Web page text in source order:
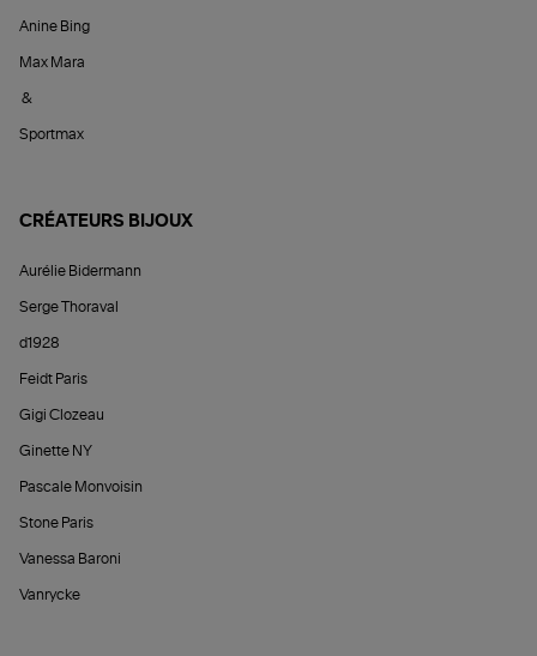
Anine Bing
Max Mara
&
Sportmax
CRÉATEURS BIJOUX
Aurélie Bidermann
Serge Thoraval
d1928
Feidt Paris
Gigi Clozeau
Ginette NY
Pascale Monvoisin
Stone Paris
Vanessa Baroni
Vanrycke